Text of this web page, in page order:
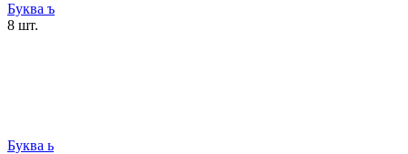
Буква ъ
8 шт.
Буква ь